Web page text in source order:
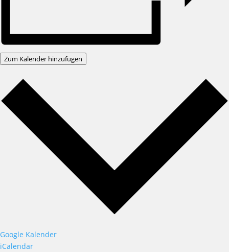
Zum Kalender hinzufügen
Google Kalender
iCalendar